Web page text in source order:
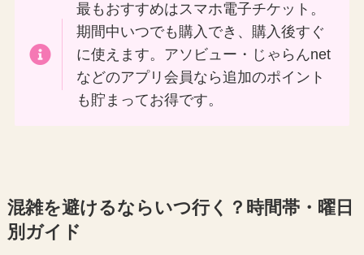
最もおすすめはスマホ電子チケット。
期間中いつでも購入でき、購入後すぐ
に使えます。アソビュー・じゃらんnet
などのアプリ会員なら追加のポイント
も貯まってお得です。
混雑を避けるならいつ行く？時間帯・曜日
別ガイド